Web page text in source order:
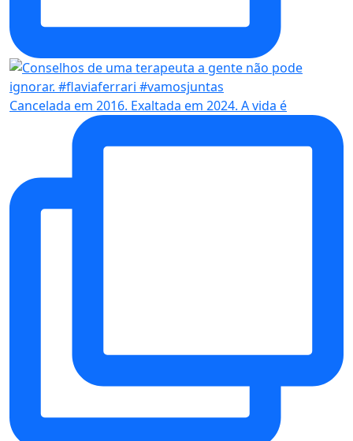
Cancelada em 2016. Exaltada em 2024. A vida é